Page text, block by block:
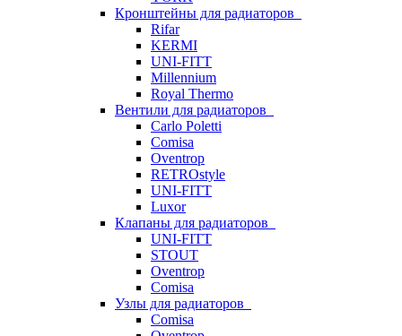
Кронштейны для радиаторов
Rifar
KERMI
UNI-FITT
Millennium
Royal Thermo
Вентили для радиаторов
Carlo Poletti
Comisa
Oventrop
RETROstyle
UNI-FITT
Luxor
Клапаны для радиаторов
UNI-FITT
STOUT
Oventrop
Comisa
Узлы для радиаторов
Comisa